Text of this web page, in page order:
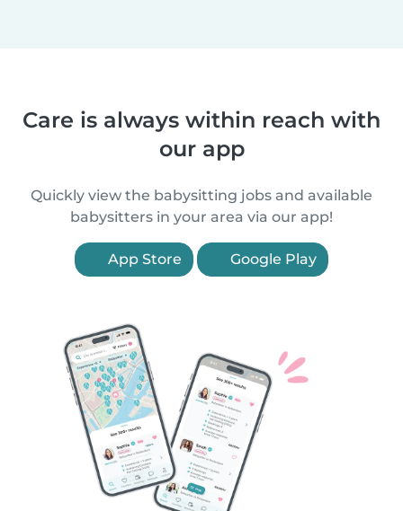
Care is always within reach with
our app
Quickly view the babysitting jobs and available
babysitters in your area via our app!
App Store Google Play